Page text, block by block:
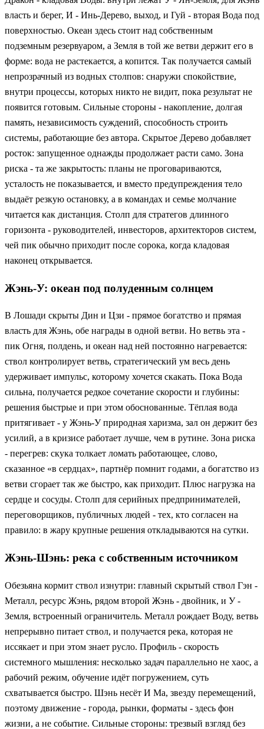
власть и берег, И - Инь-Дерево, выход, и Гуй - вторая Вода под
поверхностью. Океан здесь стоит над собственным
подземным резервуаром, а Земля в той же ветви держит его в
форме: вода не растекается, а копится. Так получается самый
непрозрачный из водных столпов: снаружи спокойствие,
внутри процессы, которых никто не видит, пока результат не
появится готовым. Сильные стороны - накопление, долгая
память, независимость суждений, способность строить
системы, работающие без автора. Скрытое Дерево добавляет
росток: запущенное однажды продолжает расти само. Зона
риска - та же закрытость: планы не проговариваются,
усталость не показывается, и вместо предупреждения тело
выдаёт резкую остановку, а в командах и семье молчание
читается как дистанция. Столп для стратегов длинного
горизонта - руководителей, инвесторов, архитекторов систем,
чей пик обычно приходит после сорока, когда кладовая
наконец открывается.
Жэнь-У: океан под полуденным солнцем
В Лошади скрыты Дин и Цзи - прямое богатство и прямая
власть для Жэнь, обе награды в одной ветви. Но ветвь эта -
пик Огня, полдень, и океан над ней постоянно нагревается:
ствол контролирует ветвь, стратегический ум весь день
удерживает импульс, которому хочется скакать. Пока Вода
сильна, получается редкое сочетание скорости и глубины:
решения быстрые и при этом обоснованные. Тёплая вода
притягивает - у Жэнь-У природная харизма, зал он держит без
усилий, а в кризисе работает лучше, чем в рутине. Зона риска
- перегрев: скука толкает ломать работающее, слово,
сказанное «в сердцах», партнёр помнит годами, а богатство из
ветви сгорает так же быстро, как приходит. Плюс нагрузка на
сердце и сосуды. Столп для серийных предпринимателей,
переговорщиков, публичных людей - тех, кто согласен на
правило: в жару крупные решения откладываются на сутки.
Жэнь-Шэнь: река с собственным источником
Обезьяна кормит ствол изнутри: главный скрытый ствол Гэн -
Металл, ресурс Жэнь, рядом второй Жэнь - двойник, и У -
Земля, встроенный ограничитель. Металл рождает Воду, ветвь
непрерывно питает ствол, и получается река, которая не
иссякает и при этом знает русло. Профиль - скорость
системного мышления: несколько задач параллельно не хаос, а
рабочий режим, обучение идёт погружением, суть
схватывается быстро. Шэнь несёт И Ма, звезду перемещений,
поэтому движение - города, рынки, форматы - здесь фон
жизни, а не событие. Сильные стороны: трезвый взгляд без